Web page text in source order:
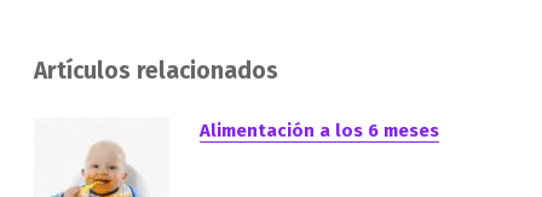
Artículos relacionados
Alimentación a los 6 meses